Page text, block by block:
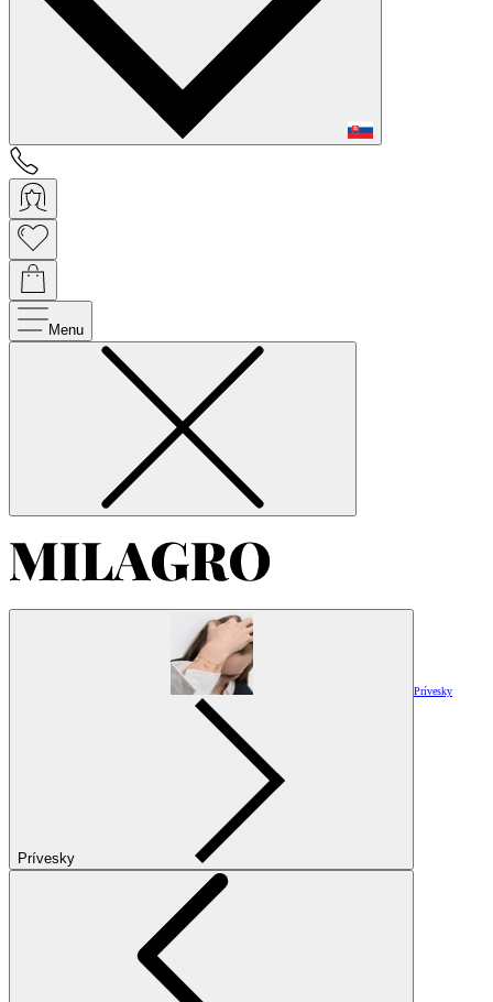
Menu
Prívesky
Prívesky